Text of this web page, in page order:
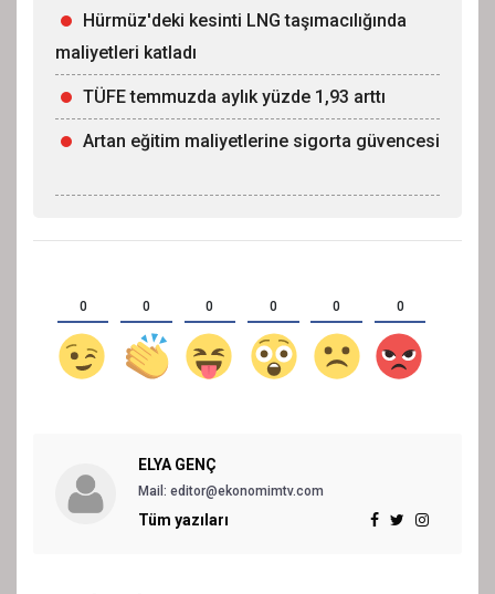
Hürmüz'deki kesinti LNG taşımacılığında
maliyetleri katladı
TÜFE temmuzda aylık yüzde 1,93 arttı
Artan eğitim maliyetlerine sigorta güvencesi
0 0 0 0 0 0
ELYA GENÇ
Mail: editor@ekonomimtv.com
Tüm yazıları